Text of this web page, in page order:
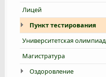
Лицей
Пункт тестирования
Университетская
Магистратура
Оздоровление